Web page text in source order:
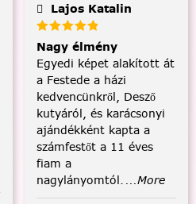
Lajos Katalin
Nagy élmény
Egyedi képet alakított át
a Festede a házi
kedvencünkről, Desző
kutyáról, és karácsonyi
ajándékként kapta a
számfestőt a 11 éves
fiam a
nagylányomtól. ...More